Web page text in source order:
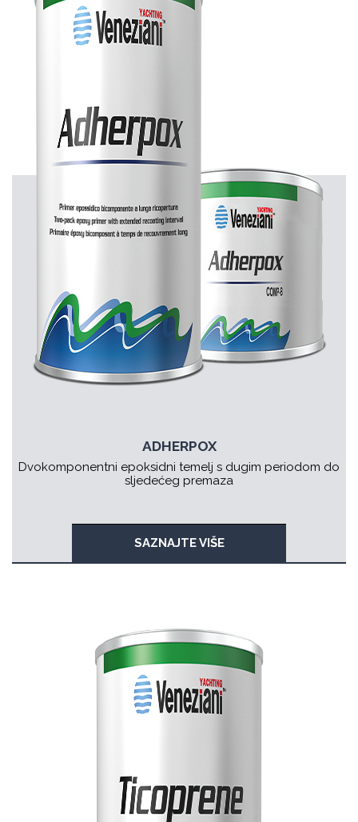
ADHERPOX
Dvokomponentni epoksidni temelj s dugim periodom do
sljedećeg premaza
SAZNAJTE VIŠE